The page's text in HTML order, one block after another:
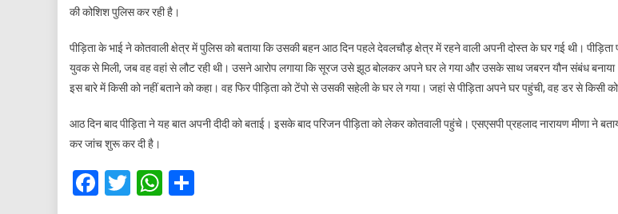
की कोशिश पुलिस कर रही है।
पीड़िता के भाई ने कोतवाली क्षेत्र में पुलिस को बताया कि उसकी बहन आठ दिन पहले देवलचौड़ क्षेत्र में रहने वाली अपनी दोस्त के घर गई थी।
युवक से मिली, जब वह वहां से लौट रही थी। उसने आरोप लगाया कि सूरज उसे झूठ बोलकर अपने घर ले गया और उसके साथ जबरन यौन संबंध
इस बारे में किसी को नहीं बताने को कहा। वह फिर पीड़िता को टेंपो से उसकी सहेली के घर ले गया। जहां से पीड़िता अपने घर पहुंची, वह डर से किसी
आठ दिन बाद पीड़िता ने यह बात अपनी दीदी को बताई। इसके बाद परिजन पीड़िता को लेकर कोतवाली पहुंचे। एसएसपी प्रहलाद नारायण मीणा ने
कर जांच शुरू कर दी है।
Facebook
TwitterWhatsApp